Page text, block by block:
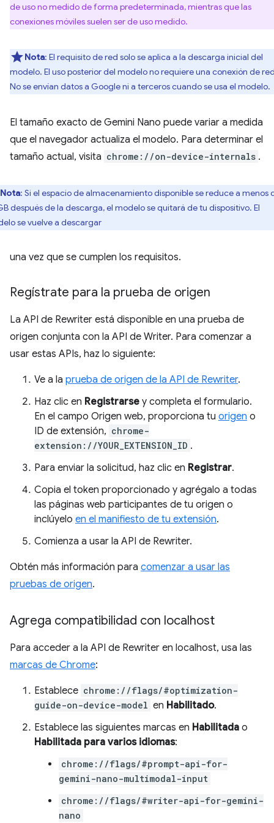
de uso no medido de forma predeterminada, mientras que las
conexiones móviles suelen ser de uso medido.
Nota: El requisito de red solo se aplica a la descarga inicial del
modelo. El uso posterior del modelo no requiere una conexión de
No se envían datos a Google ni a terceros cuando se usa el modelo.
El tamaño exacto de Gemini Nano puede variar a medida
que el navegador actualiza el modelo. Para determinar el
tamaño actual, visita chrome://on-device-internals .
Nota: Si el espacio de almacenamiento disponible se reduce a menos
después de la descarga, el modelo se quitará de tu dispositivo. El
se vuelve a descargar
una vez que se cumplen los requisitos.
Regístrate para la prueba de origen
La API de Rewriter está disponible en una prueba de
origen conjunta con la API de Writer. Para comenzar a
usar estas APIs, haz lo siguiente:
Ve a la prueba de origen de la API de Rewriter.
Haz clic en Registrarse y completa el formulario.
En el campo Origen web, proporciona tu origen o
ID de extensión, chrome-
extension://YOUR_EXTENSION_ID .
Para enviar la solicitud, haz clic en Registrar.
Copia el token proporcionado y agrégalo a todas
las páginas web participantes de tu origen o
inclúyelo en el manifiesto de tu extensión.
Comienza a usar la API de Rewriter.
Obtén más información para comenzar a usar las
pruebas de origen.
Agrega compatibilidad con localhost
Para acceder a la API de Rewriter en localhost, usa las
marcas de Chrome:
Establece chrome://flags/#optimization-
guide-on-device-model en Habilitado.
Establece las siguientes marcas en Habilitada o
Habilitada para varios idiomas:
chrome://flags/#prompt-api-for-
gemini-nano-multimodal-input
chrome://flags/#writer-api-for-gemini-
nano